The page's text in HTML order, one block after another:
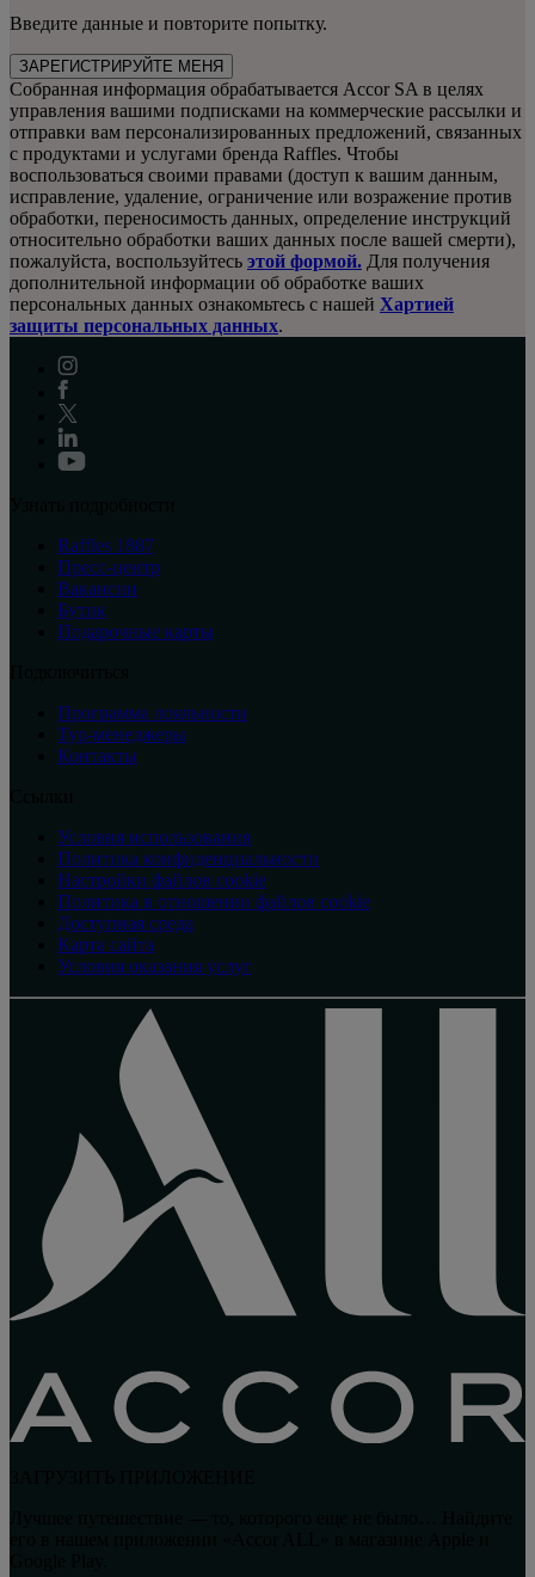
Введите данные и повторите попытку.
ЗАРЕГИСТРИРУЙТЕ МЕНЯ
Собранная информация обрабатывается Accor SA в целях
управления вашими подписками на коммерческие рассылки и
отправки вам персонализированных предложений, связанных
с продуктами и услугами бренда Raffles. Чтобы
воспользоваться своими правами (доступ к вашим данным,
исправление, удаление, ограничение или возражение против
обработки, переносимость данных, определение инструкций
относительно обработки ваших данных после вашей смерти),
пожалуйста, воспользуйтесь этой формой. Для получения
дополнительной информации об обработке ваших
персональных данных ознакомьтесь с нашей Хартией
защиты персональных данных.
Raffles 1887
Пресс-центр
Вакансии
Бутик
Подарочные карты
Программа лояльности
Тур-менеджеры
Контакты
Условия использования
Политика конфиденциальности
Настройки файлов cookie
Политика в отношении файлов cookie
Доступная среда
Карта сайта
Условия оказания услуг